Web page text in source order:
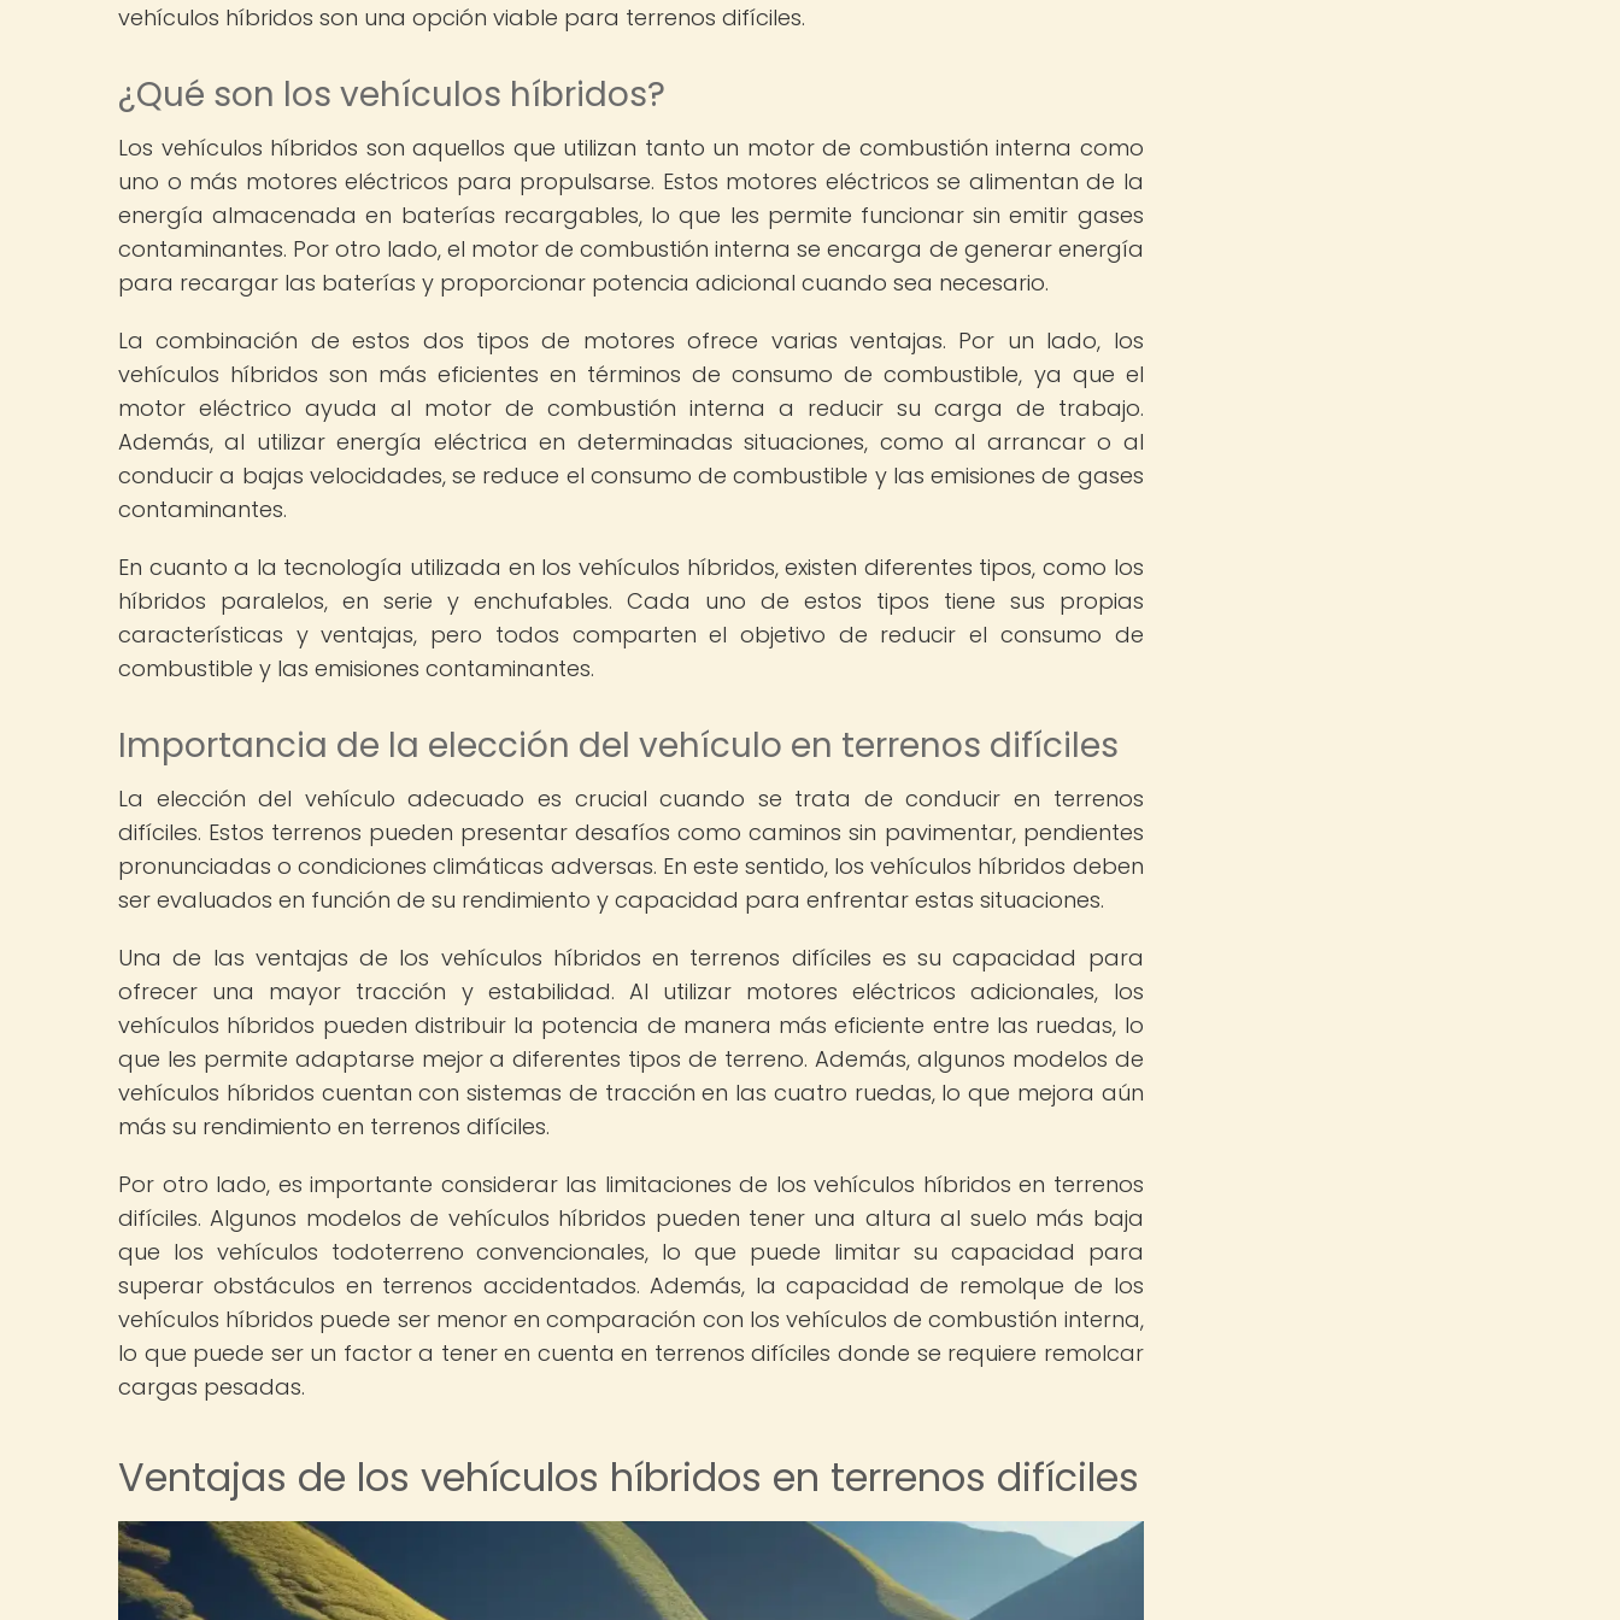
vehículos híbridos son una opción viable para terrenos difíciles.
¿Qué son los vehículos híbridos?
Los vehículos híbridos son aquellos que utilizan tanto un motor de combustión interna como
uno o más motores eléctricos para propulsarse. Estos motores eléctricos se alimentan de la
energía almacenada en baterías recargables, lo que les permite funcionar sin emitir gases
contaminantes. Por otro lado, el motor de combustión interna se encarga de generar energía
para recargar las baterías y proporcionar potencia adicional cuando sea necesario.
La combinación de estos dos tipos de motores ofrece varias ventajas. Por un lado, los
vehículos híbridos son más eficientes en términos de consumo de combustible, ya que el
motor eléctrico ayuda al motor de combustión interna a reducir su carga de trabajo.
Además, al utilizar energía eléctrica en determinadas situaciones, como al arrancar o al
conducir a bajas velocidades, se reduce el consumo de combustible y las emisiones de gases
contaminantes.
En cuanto a la tecnología utilizada en los vehículos híbridos, existen diferentes tipos, como los
híbridos paralelos, en serie y enchufables. Cada uno de estos tipos tiene sus propias
características y ventajas, pero todos comparten el objetivo de reducir el consumo de
combustible y las emisiones contaminantes.
Importancia de la elección del vehículo en terrenos difíciles
La elección del vehículo adecuado es crucial cuando se trata de conducir en terrenos
difíciles. Estos terrenos pueden presentar desafíos como caminos sin pavimentar, pendientes
pronunciadas o condiciones climáticas adversas. En este sentido, los vehículos híbridos deben
ser evaluados en función de su rendimiento y capacidad para enfrentar estas situaciones.
Una de las ventajas de los vehículos híbridos en terrenos difíciles es su capacidad para
ofrecer una mayor tracción y estabilidad. Al utilizar motores eléctricos adicionales, los
vehículos híbridos pueden distribuir la potencia de manera más eficiente entre las ruedas, lo
que les permite adaptarse mejor a diferentes tipos de terreno. Además, algunos modelos de
vehículos híbridos cuentan con sistemas de tracción en las cuatro ruedas, lo que mejora aún
más su rendimiento en terrenos difíciles.
Por otro lado, es importante considerar las limitaciones de los vehículos híbridos en terrenos
difíciles. Algunos modelos de vehículos híbridos pueden tener una altura al suelo más baja
que los vehículos todoterreno convencionales, lo que puede limitar su capacidad para
superar obstáculos en terrenos accidentados. Además, la capacidad de remolque de los
vehículos híbridos puede ser menor en comparación con los vehículos de combustión interna,
lo que puede ser un factor a tener en cuenta en terrenos difíciles donde se requiere remolcar
cargas pesadas.
Ventajas de los vehículos híbridos en terrenos difíciles